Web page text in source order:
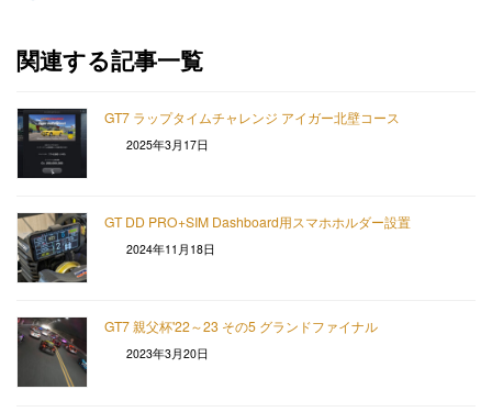
関連する記事一覧
GT7 ラップタイムチャレンジ アイガー北壁コース
2025年3月17日
GT DD PRO+SIM Dashboard用スマホホルダー設置
2024年11月18日
GT7 親父杯'22～23 その5 グランドファイナル
2023年3月20日